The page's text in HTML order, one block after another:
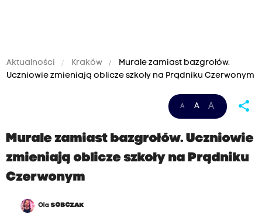
Aktualności Kraków
Murale zamiast bazgrołów.
Uczniowie zmieniają oblicze szkoły na Prądniku Czerwonym
A A A share
Murale zamiast bazgrołów. Uczniowie
zmieniają oblicze szkoły na Prądniku
Czerwonym
OlaSOBCZAK